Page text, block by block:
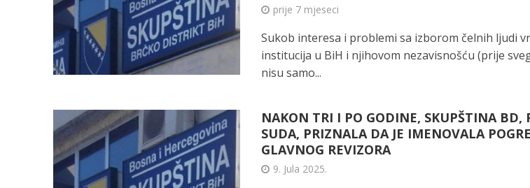
prije 7 mjeseci
Sukob interesa i problemi sa izborom čelnih ljudi
institucija u BiH i njihovom nezavisnošću (prije
nisu samo...
NAKON TRI I PO GODINE, SKUPŠTINA BD,
SUDA, PRIZNALA DA JE IMENOVALA
GLAVNOG REVIZORA
9. Jula 2025.